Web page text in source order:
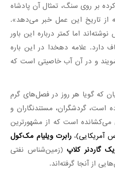
کرده بر روی سنگ، تمثال آن پادشاه
از تاریخ این عمل خبر می‌دهد».
اما کمتر درباره این باور
علامه دهخدا در این باره
و در آن آب خاصیتی است که
که گویا هر روز در فصل‌های گرم
است، گردشگران، مستندنگاران و
می‌کشانده است که از مشهورترین
آمریکایی)،رابرت ویلیام مک‌کول
گاردنر کلاپ(زمین‌شناس نفتی
از آنجا گرفته‌اند.